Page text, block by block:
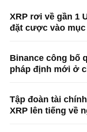
XRP rơi về gần 1
đặt cược vào mục
Binance công bố
pháp định mới ở
Tập đoàn tài
XRP lên tiếng về